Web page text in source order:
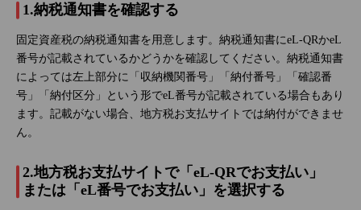
1.納税通知書を確認する
固定資産税の納税通知書を用意します。納税通知書にeL-QRかeL
番号が記載されているかどうかを確認してください。納税通知書
によっては左上部分に「収納機関番号」「納付番号」「確認番
号」「納付区分」という形でeL番号が記載されている場合もあり
ます。記載がない場合、地方税お支払サイトでは納付ができませ
ん。
2.地方税お支払サイトで「eL-QRでお支払い」
または「eL番号でお支払い」を選択する